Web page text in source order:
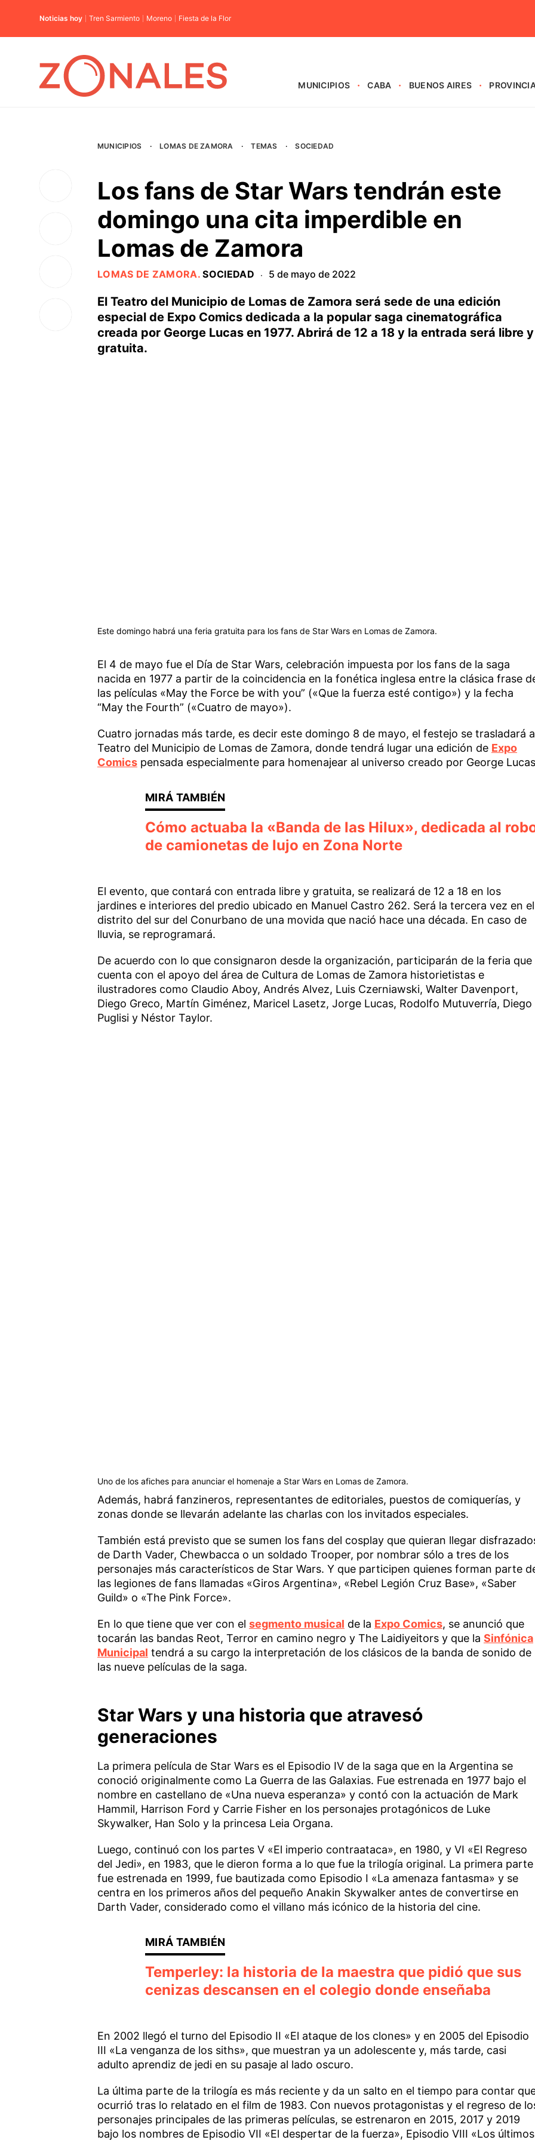
Noticias hoy Tren Sarmiento Moreno Fiesta de la Flor
MUNICIPIOS CABA BUENOS AIRES
MUNICIPIOS · LOMAS DE ZAMORA · TEMAS · SOCIEDAD
Los fans de Star Wars tendrán este
domingo una cita imperdible en
Lomas de Zamora
LOMAS DE ZAMORA.SOCIEDAD · 5 de mayo de 2022
El Teatro del Municipio de Lomas de Zamora será sede de una edición
especial de Expo Comics dedicada a la popular saga cinematográfica
creada por George Lucas en 1977. Abrirá de 12 a 18 y la entrada será libre y
gratuita.
Este domingo habrá una feria gratuita para los fans de Star Wars en Lomas de Zamora.
El 4 de mayo fue el Día de Star Wars, celebración impuesta por los fans de la saga
nacida en 1977 a partir de la coincidencia en la fonética inglesa entre la clásica frase
las películas «May the Force be with you” («Que la fuerza esté contigo») y la fecha
“May the Fourth” («Cuatro de mayo»).
Cuatro jornadas más tarde, es decir este domingo 8 de mayo, el festejo se trasladará
Teatro del Municipio de Lomas de Zamora, donde tendrá lugar una edición de Expo
Comicspensada especialmente para homenajear al universo creado por George
Cómo actuaba la «Banda de las Hilux», dedicada al
de camionetas de lujo en Zona Norte
El evento, que contará con entrada libre y gratuita, se realizará de 12 a 18 en los
jardines e interiores del predio ubicado en Manuel Castro 262. Será la tercera vez en el
distrito del sur del Conurbano de una movida que nació hace una década. En caso de
lluvia, se reprogramará.
De acuerdo con lo que consignaron desde la organización, participarán de la feria que
cuenta con el apoyo del área de Cultura de Lomas de Zamora historietistas e
ilustradores como Claudio Aboy, Andrés Alvez, Luis Czerniawski, Walter Davenport,
Diego Greco, Martín Giménez, Maricel Lasetz, Jorge Lucas, Rodolfo Mutuverría, Diego
Puglisi y Néstor Taylor.
Uno de los afiches para anunciar el homenaje a Star Wars en Lomas de Zamora.
Además, habrá fanzineros, representantes de editoriales, puestos de comiquerías, y
zonas donde se llevarán adelante las charlas con los invitados especiales.
También está previsto que se sumen los fans del cosplay que quieran llegar
de Darth Vader, Chewbacca o un soldado Trooper, por nombrar sólo a tres de los
personajes más característicos de Star Wars. Y que participen quienes forman parte
las legiones de fans llamadas «Giros Argentina», «Rebel Legión Cruz Base», «Saber
Guild» o «The Pink Force».
En lo que tiene que ver con el segmento musical de la Expo Comics, se anunció que
tocarán las bandas Reot, Terror en camino negro y The Laidiyeitors y que la Sinfónica
Municipal tendrá a su cargo la interpretación de los clásicos de la banda de sonido de
las nueve películas de la saga.
Star Wars y una historia que atravesó
generaciones
La primera película de Star Wars es el Episodio IV de la saga que en la Argentina se
conoció originalmente como La Guerra de las Galaxias. Fue estrenada en 1977 bajo el
nombre en castellano de «Una nueva esperanza» y contó con la actuación de Mark
Hammil, Harrison Ford y Carrie Fisher en los personajes protagónicos de Luke
Skywalker, Han Solo y la princesa Leia Organa.
Luego, continuó con los partes V «El imperio contraataca», en 1980, y VI «El Regreso
del Jedi», en 1983, que le dieron forma a lo que fue la trilogía original. La primera parte
fue estrenada en 1999, fue bautizada como Episodio I «La amenaza fantasma» y se
centra en los primeros años del pequeño Anakin Skywalker antes de convertirse en
Darth Vader, considerado como el villano más icónico de la historia del cine.
Temperley: la historia de la maestra que pidió que sus
cenizas descansen en el colegio donde enseñaba
En 2002 llegó el turno del Episodio II «El ataque de los clones» y en 2005 del Episodio
III «La venganza de los siths», que muestran ya un adolescente y, más tarde, casi
adulto aprendiz de jedi en su pasaje al lado oscuro.
La última parte de la trilogía es más reciente y da un salto en el tiempo para contar
ocurrió tras lo relatado en el film de 1983. Con nuevos protagonistas y el regreso de
personajes principales de las primeras películas, se estrenaron en 2015, 2017 y 2019
bajo los nombres de Episodio VII «El despertar de la fuerza», Episodio VIII «Los últimos